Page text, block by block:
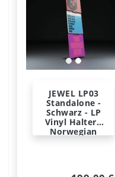
JEWEL LP03
Standalone -
Schwarz - LP
Vinyl Halter -
Norwegian